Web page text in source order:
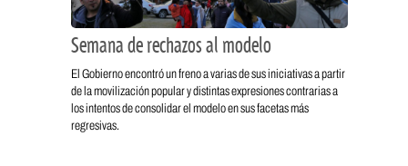
Semana de rechazos al modelo
El Gobierno encontró un freno a varias de sus iniciativas a partir
de la movilización popular y distintas expresiones contrarias a
los intentos de consolidar el modelo en sus facetas más
regresivas.